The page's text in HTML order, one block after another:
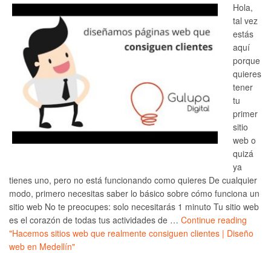
Hola,
tal vez
estás
aquí
porque
quieres
tener
tu
primer
sitio
web o
quizá
ya
tienes uno, pero no está funcionando como quieres De cualquier
modo, primero necesitas saber lo básico sobre cómo funciona un
sitio web No te preocupes: solo necesitarás 1 minuto Tu sitio web
es el corazón de todas tus actividades de … Continue reading
"Hacemos sitios web que realmente consiguen clientes | Diseño
web en Medellín"